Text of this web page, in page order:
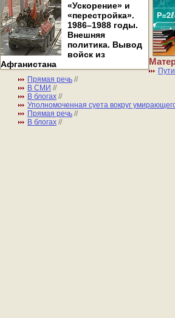
«Ускорение» и
«перестройка».
1986–1988 годы.
Внешняя
политика. Вывод
войск из
Афганистана
Прямая речь //
В СМИ //
В блогах //
Уполномоченная суета вокруг
Прямая речь //
В блогах //